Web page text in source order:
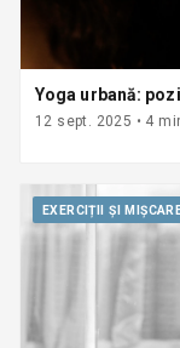
Yoga urbană:
12 sept. 2025 • 4
EXERCIȚII ȘI